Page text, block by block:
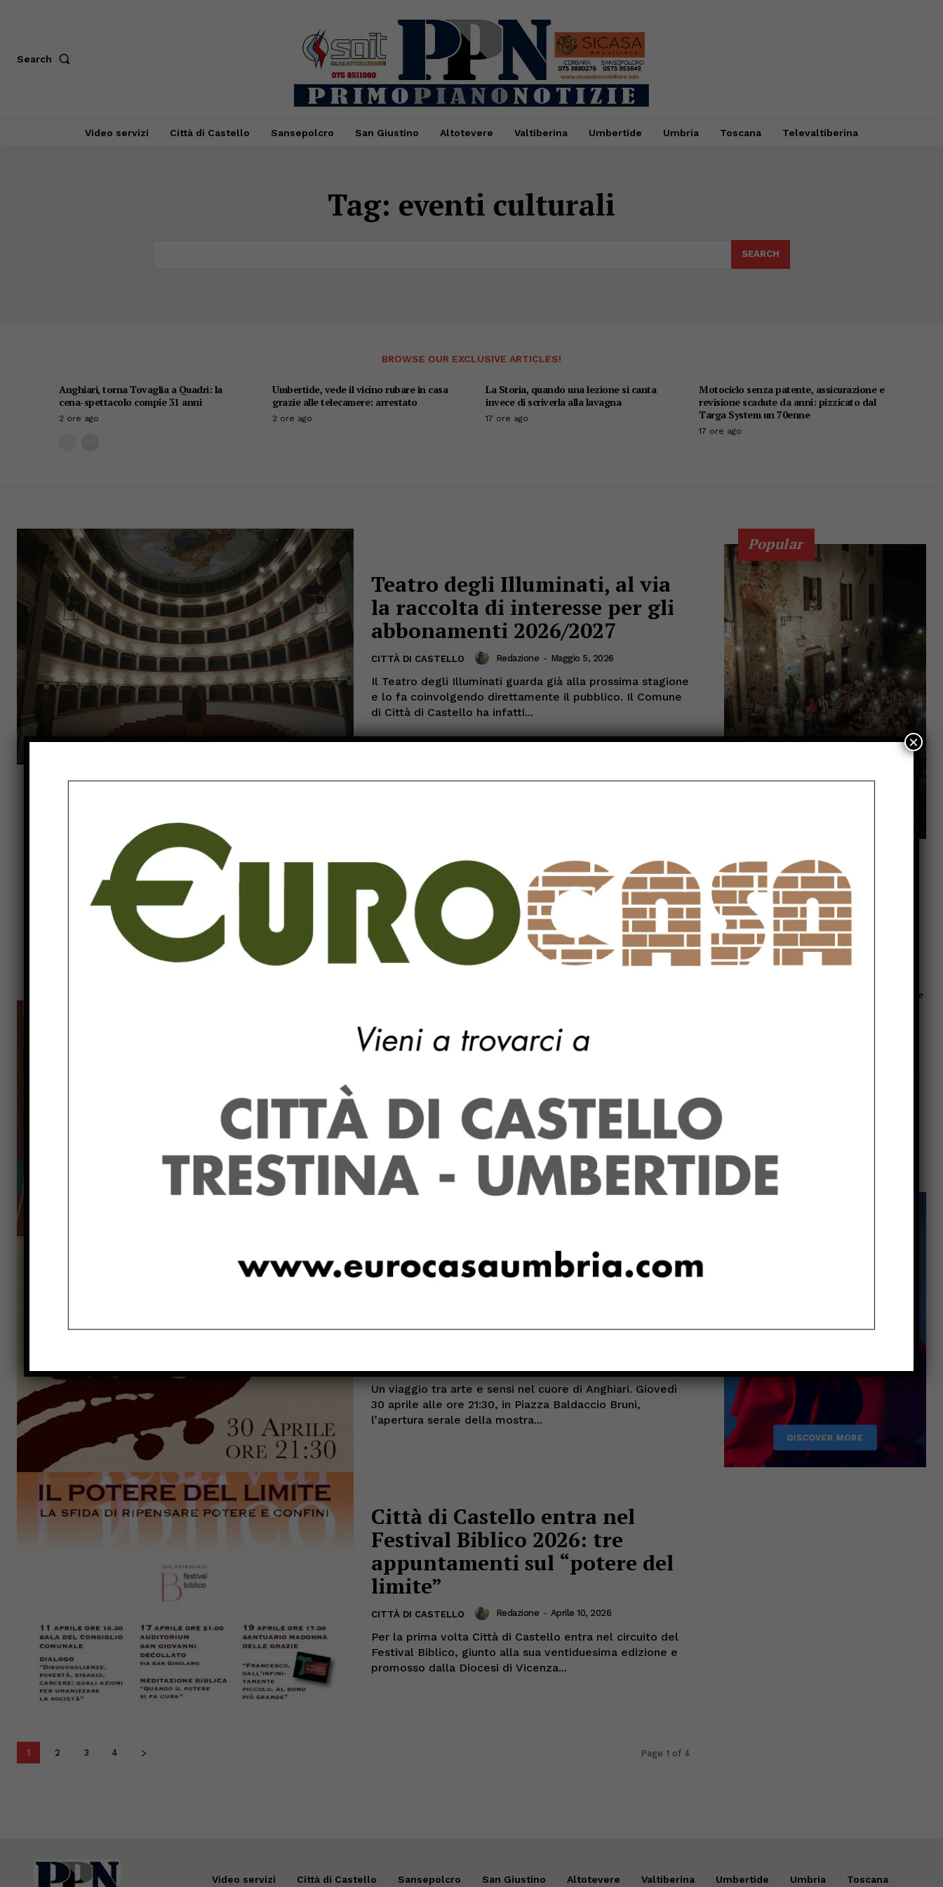
Search
Video servizi Città di Castello Sansepolcro San Giustino Altotevere Valtiberina Umbertide Umbria Toscana Televaltiberina
Tag: eventi culturali
SEARCH
BROWSE OUR EXCLUSIVE ARTICLES!
Anghiari, torna Tovaglia a Quadri: la
cena-spettacolo compie 31 anni
2 ore ago
Umbertide, vede il vicino rubare in casa
grazie alle telecamere: arrestato
2 ore ago
La Storia, quando una lezione si canta
invece di scriverla alla lavagna
17 ore ago
Motociclo senza patente, assicurazione e
revisione scadute da anni: pizzicato dal
Targa System un 70enne
17 ore ago
Teatro degli Illuminati, al via
la raccolta di interesse per gli
abbonamenti 2026/2027
CITTÀ DI CASTELLO Redazione - Maggio 5, 2026
Il Teatro degli Illuminati guarda già alla prossima stagione
e lo fa coinvolgendo direttamente il pubblico. Il Comune
di Città di Castello ha infatti...
finale con il pranzo al Garden
CITTÀ DI CASTELLO Redazione - Maggio 5, 2026
Un mese ricco di appuntamenti per continuare a imparare,
condividere e stare insieme. L’Università delle Tre Età di
Città di Castello presenta il calendario...
“Fra(m)menti”: in biblioteca la
d’esordio di Simona Antonelli
CITTÀ DI CASTELLO Redazione - Maggio 4, 2026
Castello ospiterà la presentazione di “Fra(m)menti”,
romanzo d’esordio di Simona Antonelli, pubblicato
dall’editore...
un’esperienza sensoriale
Un viaggio tra arte e sensi nel cuore di Anghiari. Giovedì
30 aprile alle ore 21:30, in Piazza Baldaccio Bruni,
l’apertura serale della mostra...
Città di Castello entra nel
Festival Biblico 2026: tre
appuntamenti sul “potere del
limite”
CITTÀ DI CASTELLO Redazione - Aprile 10, 2026
Per la prima volta Città di Castello entra nel circuito del
Festival Biblico, giunto alla sua ventiduesima edizione e
promosso dalla Diocesi di Vicenza...
1 2 3 4 Page 1 of 4
Popular
Anghiari, torna Tovaglia a
spettacolo compie 31
Umbertide, vede il vicino rubare in casa
grazie alle telecamere: arrestato
CRONACA Agosto 7, 2026
La Storia, quando una lezione si canta
invece di scriverla alla lavagna
ATTUALITÀ
Motociclo senza patente, assicurazione e
San Sisto sott’acqua dopo i lavori, Forza
Video servizi Città di Castello Sansepolcro San Giustino Altotevere Valtiberina Umbertide Umbria
Toscana
×